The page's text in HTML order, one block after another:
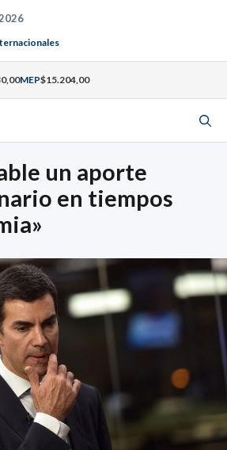
MEP$15.204,00
un aporte
en tiempos